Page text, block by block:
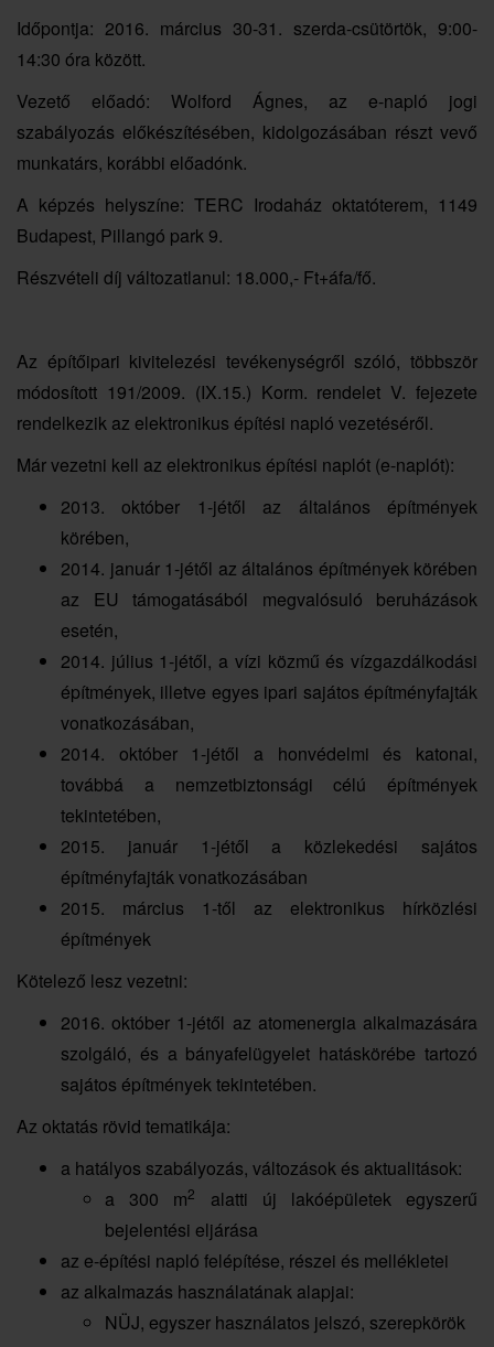
Időpontja: 2016. március 30-31. szerda-csütörtök, 9:00-
14:30 óra között.
Vezető előadó: Wolford Ágnes, az e-napló jogi
szabályozás előkészítésében, kidolgozásában részt vevő
munkatárs, korábbi előadónk.
A képzés helyszíne: TERC Irodaház oktatóterem, 1149
Budapest, Pillangó park 9.
Részvételi díj változatlanul: 18.000,- Ft+áfa/fő.
Az építőipari kivitelezési tevékenységről szóló, többször
módosított 191/2009. (IX.15.) Korm. rendelet V. fejezete
rendelkezik az elektronikus építési napló vezetéséről.
Már vezetni kell az elektronikus építési naplót (e-naplót):
2013. október 1-jétől az általános építmények
körében,
2014. január 1-jétől az általános építmények körében
az EU támogatásából megvalósuló beruházások
esetén,
2014. július 1-jétől, a vízi közmű és vízgazdálkodási
építmények, illetve egyes ipari sajátos építményfajták
vonatkozásában,
2014. október 1-jétől a honvédelmi és katonai,
továbbá a nemzetbiztonsági célú építmények
tekintetében,
2015. január 1-jétől a közlekedési sajátos
építményfajták vonatkozásában
2015. március 1-től az elektronikus hírközlési
építmények
Kötelező lesz vezetni:
2016. október 1-jétől az atomenergia alkalmazására
szolgáló, és a bányafelügyelet hatáskörébe tartozó
sajátos építmények tekintetében.
Az oktatás rövid tematikája:
a hatályos szabályozás, változások és aktualitások:
a 300 m2
alatti új lakóépületek egyszerű
bejelentési eljárása
az e-építési napló felépítése, részei és mellékletei
az alkalmazás használatának alapjai:
NÜJ, egyszer használatos jelszó, szerepkörök